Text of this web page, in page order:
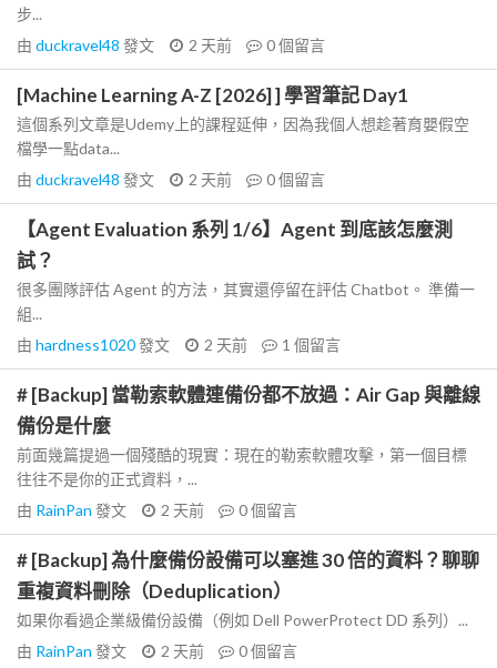
步...
由 duckravel48 發文 2 天前 0個留言
[Machine Learning A-Z [2026] ] 學習筆記 Day1
這個系列文章是Udemy上的課程延伸，因為我個人想趁著育嬰假空
檔學一點data...
由 duckravel48 發文 2 天前 0個留言
【Agent Evaluation 系列 1/6】Agent 到底該怎麼測
試？
很多團隊評估 Agent 的方法，其實還停留在評估 Chatbot。 準備一
組...
由 hardness1020發文 2 天前 1 個留言
# [Backup] 當勒索軟體連備份都不放過：Air Gap 與離線
備份是什麼
前面幾篇提過一個殘酷的現實：現在的勒索軟體攻擊，第一個目標
往往不是你的正式資料，...
由 RainPan 發文 2 天前 0個留言
# [Backup] 為什麼備份設備可以塞進 30 倍的資料？聊聊
重複資料刪除（Deduplication）
如果你看過企業級備份設備（例如 Dell PowerProtect DD 系列）...
由 RainPan 發文 2 天前 0個留言